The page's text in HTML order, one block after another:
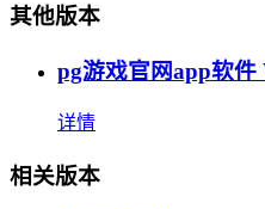
其他版本
pg游戏官网app软件
详情
相关版本